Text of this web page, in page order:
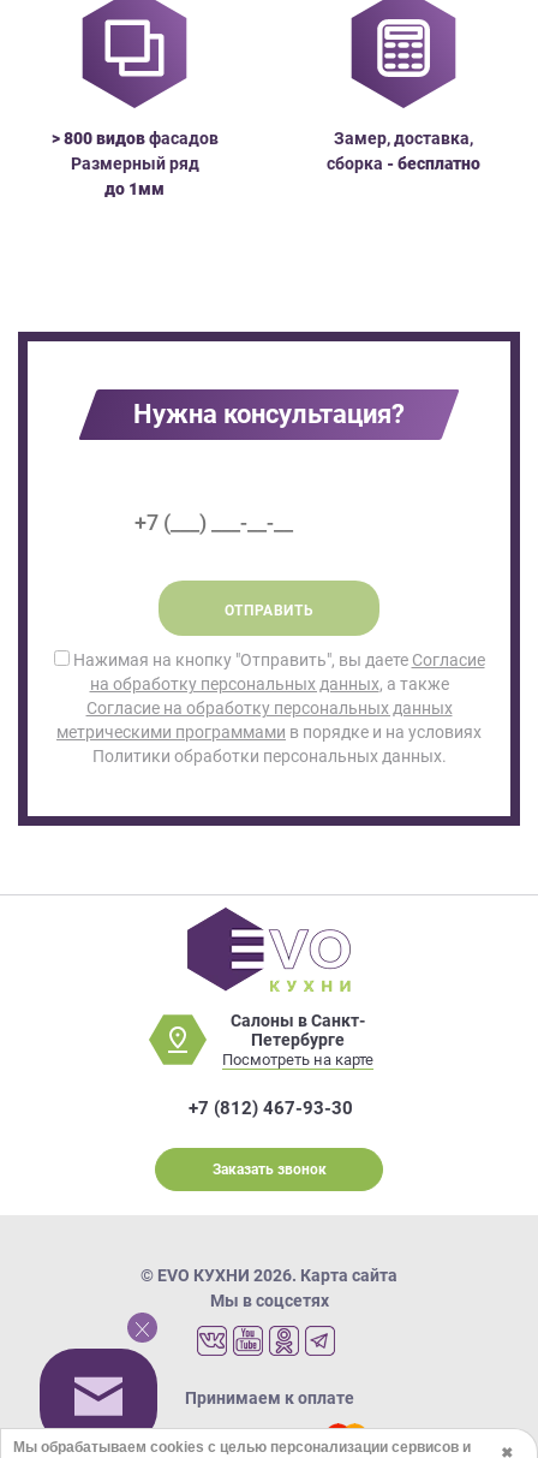
> 800 видовфасадов
Размерный ряд
до 1мм
Замер, доставка,
сборка - бесплатно
Нужна консультация?
ОТПРАВИТЬ
Нажимая на кнопку "Отправить", вы даете Согласие
на обработку персональных данных, а также
Согласие на обработку персональных данных
метрическими программами в порядке и на условиях
Политики обработки персональных данных.
Салоны в Санкт-
Петербурге
Посмотреть на карте
+7 (812) 467-93-30
Заказать звонок
© EVO КУХНИ 2026. Карта сайта
Мы в соцсетях
Принимаем к оплате
✖
Мы обрабатываем cookies с целью персонализации сервисов и